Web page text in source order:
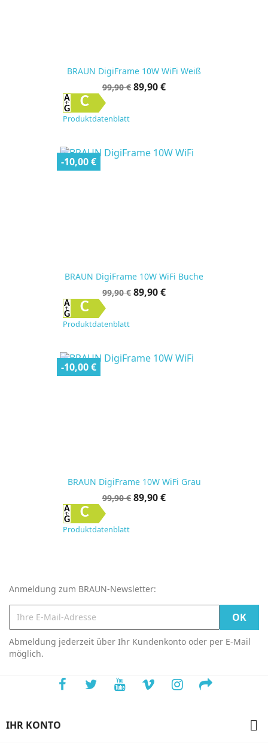
BRAUN DigiFrame 10W WiFi Weiß
Verkaufspreis
99,90 € Preis
89,90 €
C
Produktdatenblatt
BRAUN DigiFrame 10W WiFi Buche
Verkaufspreis
99,90 € Preis
89,90 €
C
Produktdatenblatt
-10,00 €
BRAUN DigiFrame 10W WiFi Grau
Verkaufspreis
99,90 € Preis
89,90 €
C
Produktdatenblatt
-10,00 €
Anmeldung zum BRAUN-Newsletter:
Abmeldung jederzeit über Ihr Kundenkonto oder per E-Mail
möglich.
IHR KONTO 